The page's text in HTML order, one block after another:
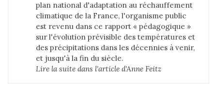
plan national d'adaptation au réchauffement
climatique de la France, l'organisme public
est revenu dans ce rapport « pédagogique »
sur l'évolution prévisible des températures et
des précipitations dans les décennies à venir,
et jusqu'à la fin du siècle.
Lire la suite dans l'article d'Anne Feitz